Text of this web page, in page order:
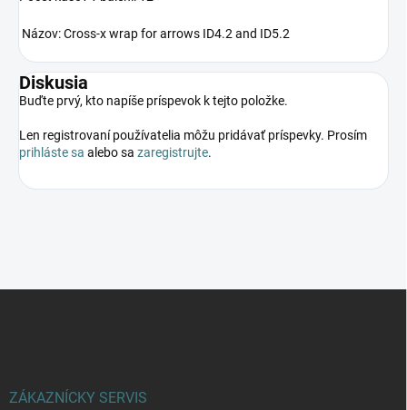
Názov: Cross-x wrap for arrows ID4.2 and ID5.2
Diskusia
Buďte prvý, kto napíše príspevok k tejto položke.
Len registrovaní používatelia môžu pridávať príspevky. Prosím
prihláste sa alebo sa zaregistrujte.
ZÁKAZNÍCKY SERVIS